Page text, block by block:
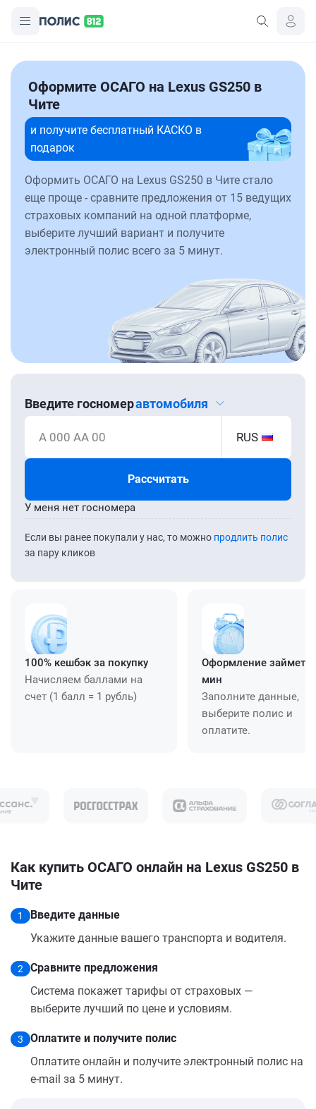
Оформите ОСАГО на Lexus GS250 в
Чите
и получите бесплатный КАСКО в
подарок
Оформить ОСАГО на Lexus GS250 в Чите стало
еще проще - сравните предложения от 15 ведущих
страховых компаний на одной платформе,
выберите лучший вариант и получите
электронный полис всего за 5 минут.
Введите госномеравтомобиля
А 000 АА 00 RUS
Рассчитать
Если вы ранее покупали у нас, то можно продлить полис
за пару кликов
У меня нет госномера
100% кешбэк за покупку
Начисляем баллами на
счет (1 балл = 1 рубль)
Оформление займет
мин
Заполните данные,
выберите полис и
оплатите.
Как купить ОСАГО онлайн на Lexus GS250 в
Чите
1
Введите данные
Укажите данные вашего транспорта и водителя.
2
Сравните предложения
Система покажет тарифы от страховых —
выберите лучший по цене и условиям.
3
Оплатите и получите полис
Оплатите онлайн и получите электронный полис на
e-mail за 5 минут.